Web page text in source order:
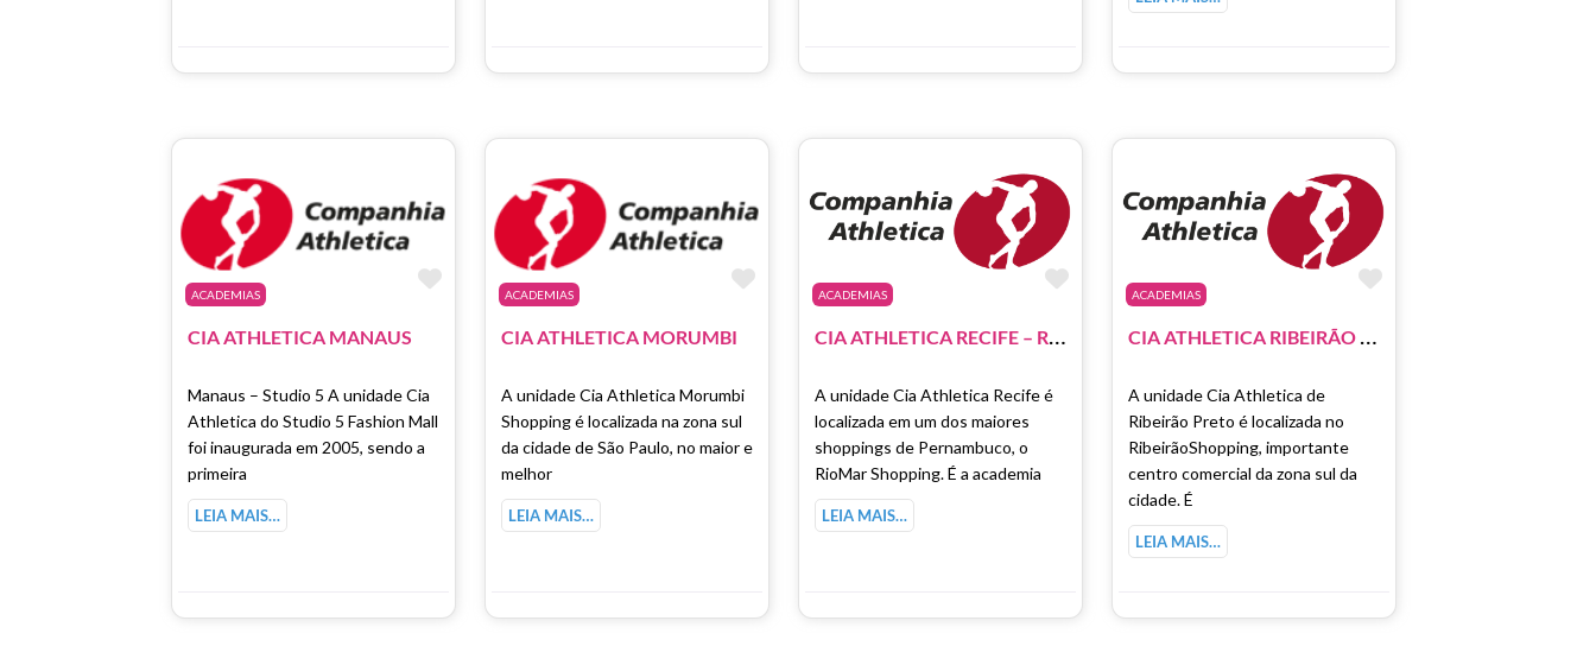
ACADEMIAS
Marcar como Favorito
CIA ATHLETICA MANAUS
Manaus – Studio 5 A unidade Cia
Athletica do Studio 5 Fashion Mall
foi inaugurada em 2005, sendo a
primeira
LEIA MAIS…
ACADEMIAS
Marcar como Favorito
CIA ATHLETICA MORUMBI
A unidade Cia Athletica Morumbi
Shopping é localizada na zona sul
da cidade de São Paulo, no maior e
melhor
LEIA MAIS…
ACADEMIAS
Marcar como Favorito
C
IA ATHLETICA RECIFE – RIOMAR SHOPPING
A unidade Cia Athletica Recife é
localizada em um dos maiores
shoppings de Pernambuco, o
RioMar Shopping. É a academia
LEIA MAIS…
ACADEMIAS
Marcar como
C
IA ATHLETICA RIBEIRÃO PRETO – RIBEIRÃO SHOPPING
A unidade Cia Athletica de
Ribeirão Preto é localizada no
RibeirãoShopping, importante
centro comercial da zona sul da
cidade. É
LEIA MAIS…